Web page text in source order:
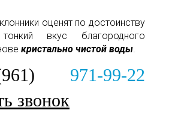
оценят по достоинству
вкус благородного
кристально чистой воды.
971-99-22
звонок